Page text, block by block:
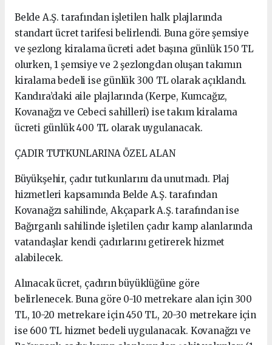
Belde A.Ş. tarafından işletilen halk plajlarında
standart ücret tarifesi belirlendi. Buna göre şemsiye
ve şezlong kiralama ücreti adet başına günlük 150 TL
olurken, 1 şemsiye ve 2 şezlongdan oluşan takımın
kiralama bedeli ise günlük 300 TL olarak açıklandı.
Kandıra’daki aile plajlarında (Kerpe, Kumcağız,
Kovanağzı ve Cebeci sahilleri) ise takım kiralama
ücreti günlük 400 TL olarak uygulanacak.
ÇADIR TUTKUNLARINA ÖZEL ALAN
Büyükşehir, çadır tutkunlarını da unutmadı. Plaj
hizmetleri kapsamında Belde A.Ş. tarafından
Kovanağzı sahilinde, Akçapark A.Ş. tarafından ise
Bağırganlı sahilinde işletilen çadır kamp alanlarında
vatandaşlar kendi çadırlarını getirerek hizmet
alabilecek.
Alınacak ücret, çadırın büyüklüğüne göre
belirlenecek. Buna göre 0-10 metrekare alan için 300
TL, 10-20 metrekare için 450 TL, 20-30 metrekare için
ise 600 TL hizmet bedeli uygulanacak. Kovanağzı ve